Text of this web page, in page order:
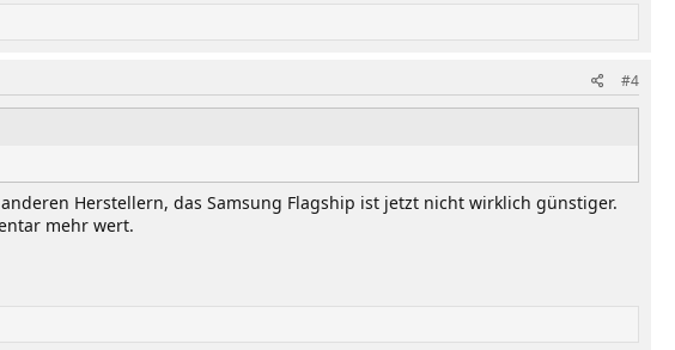
#4
Herstellern, das Samsung Flagship ist jetzt nicht wirklich günstiger.
mehr wert.